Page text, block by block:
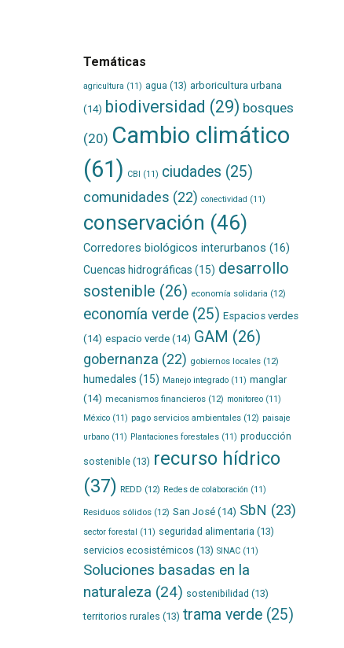
Temáticas
agricultura (11) agua (13) arboricultura urbana
(14) biodiversidad (29) bosques
(20) Cambio climático
(61) CBI (11) ciudades (25)
comunidades (22) conectividad (11)
conservación (46)
Corredores biológicos interurbanos (16)
Cuencas hidrográficas (15) desarrollo
sostenible (26) economía solidaria (12)
economía verde(25) Espacios verdes
(14) espacio verde(14) GAM (26)
gobernanza (22) gobiernos locales(12)
humedales (15) Manejo integrado(11) manglar
(14) mecanismos financieros(12) monitoreo(11)
México(11) pago servicios ambientales(12) paisaje
urbano(11) Plantaciones forestales(11) producción
sostenible(13) recurso hídrico
(37) REDD (12) Redes de colaboración (11)
Residuos sólidos(12) San José(14) SbN (23)
sector forestal (11) seguridad alimentaria (13)
servicios ecosistémicos (13) SINAC(11)
Soluciones basadas en la
naturaleza (24) sostenibilidad (13)
territorios rurales (13) trama verde(25)